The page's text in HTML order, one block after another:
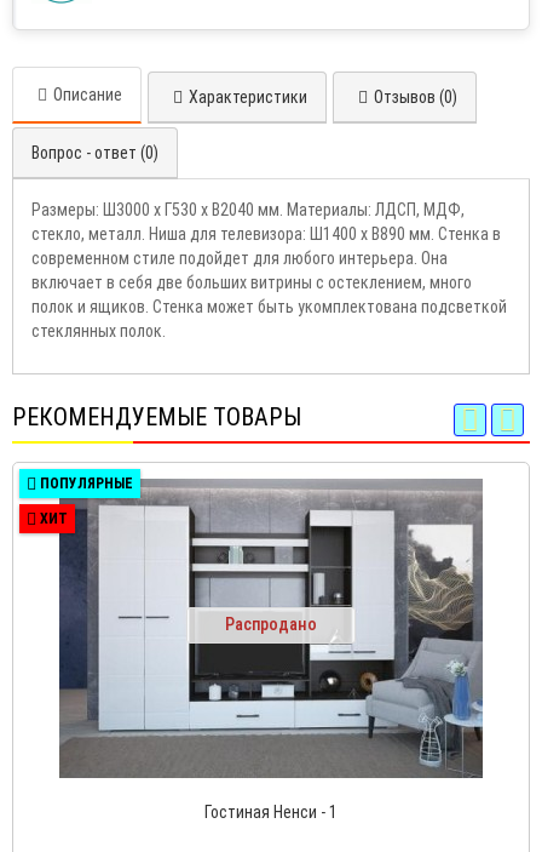
Описание Характеристики Отзывов (0)
Вопрос - ответ (0)
Размеры: Ш3000 х Г530 х В2040 мм. Материалы: ЛДСП, МДФ,
стекло, металл. Ниша для телевизора: Ш1400 х В890 мм. Стенка в
современном стиле подойдет для любого интерьера. Она
включает в себя две больших витрины с остеклением, много
полок и ящиков. Стенка может быть укомплектована подсветкой
стеклянных полок.
РЕКОМЕНДУЕМЫЕ ТОВАРЫ
ПОПУЛЯРНЫЕ
ХИТ
Распродано
Гостиная Ненси - 1